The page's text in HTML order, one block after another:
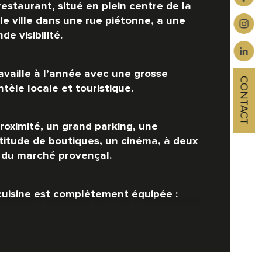
CONTACT
vitrines
situé en plein centre de la
ville dans une rue piétonne, a une
visibilité.
à l’année avec une grosse
locale et touristique.
un grand parking, une
de boutiques, un cinéma, à deux
du marché provençal.
est complètement équipée :
froide, plonge séparée.